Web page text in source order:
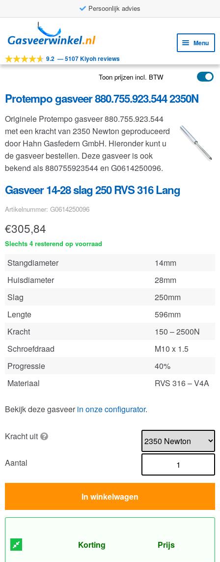
Persoonlijk advies
door
navigatie
naar
inhoud
Menu
Tools
Toepassingen
Klantenservice
FAQ
9.2 —5107 Kiyoh reviews
Toon prijzen incl. BTW
Protempo gasveer 880.755.923.544 2350N
Originele Protempo gasveer 880.755.923.544
met een kracht van 2350 Newton geproduceerd
door Hahn Gasfedern GmbH. Hieronder kunt u
de gasveer bestellen. Deze gasveer is ook
bekend als 880755923544 en G0614250096.
Gasveer 14-28 slag 250 RVS 316 Lang
Artikelnummer: G0614250096
€305,84
Slechts 4 resterend op voorraad
Stangdiameter
14mm
Huisdiameter
28mm
Slag
250mm
Lengte
596mm
Kracht
150 – 2500N
Schroefdraad
M10 x 1.5
Progressie
40%
Materiaal
RVS 316 – V4A
Bekijk deze gasveer in onze configurator.
Kracht uit
Aantal
In winkelwagen
Korting Prijs